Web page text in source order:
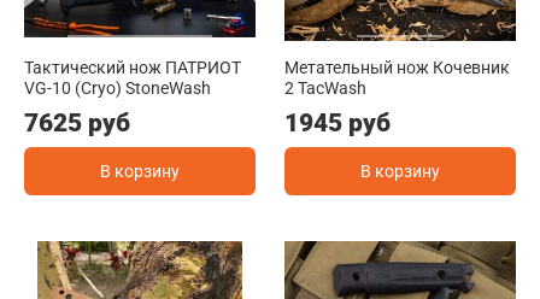
Тактический нож ПАТРИОТ
VG-10 (Cryo) StoneWash
7625 руб
В корзину
Метательный нож Кочевник
2 TacWash
1945 руб
В корзину